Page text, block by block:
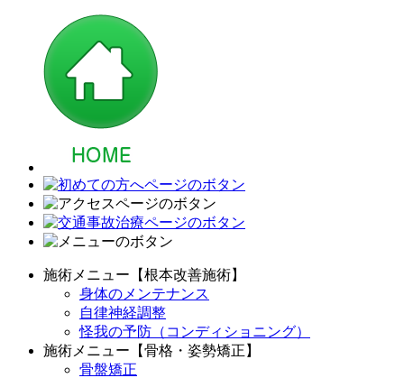
施術メニュー【根本改善施術】
身体のメンテナンス
自律神経調整
怪我の予防（コンディショニング）
施術メニュー【骨格・姿勢矯正】
骨盤矯正